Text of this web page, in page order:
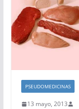
PSEUDOMEDICINAS
13 mayo, 2013